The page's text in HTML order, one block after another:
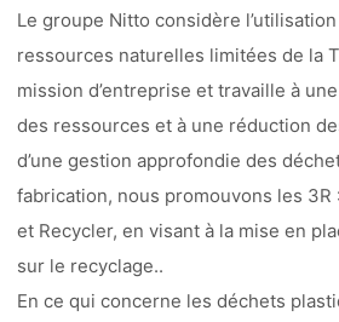
Le groupe Nitto considère
ressources naturelles limitées de la
mission d’entreprise et travaille à
des ressources et à une réduction
d’une gestion approfondie des
fabrication, nous promouvons les 3R
et Recycler, en visant à la mise en
sur le recyclage..
En ce qui concerne les déchets